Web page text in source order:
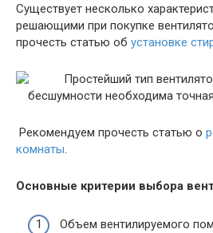
Существует несколько
решающими при покупке
прочесть статью об установке
Рекомендуем прочесть статью о
комнаты.
Основные критерии выбора
Объем вентилируемого